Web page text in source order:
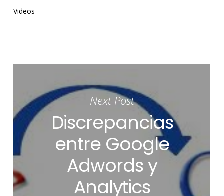
Videos
Next Post
Discrepancias
entre Google
Adwords y
Analytics